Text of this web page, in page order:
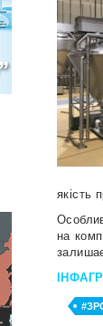
якість
на